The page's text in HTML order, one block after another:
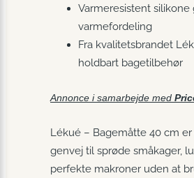
Varmeresistent
varmefordeling
Fra kvalitetsbrandet
holdbart bagetilbehør
Annonce i samarbejde med
Lékué – Bagemåtte 40 cm
genvej til sprøde småkager,
perfekte makroner uden at